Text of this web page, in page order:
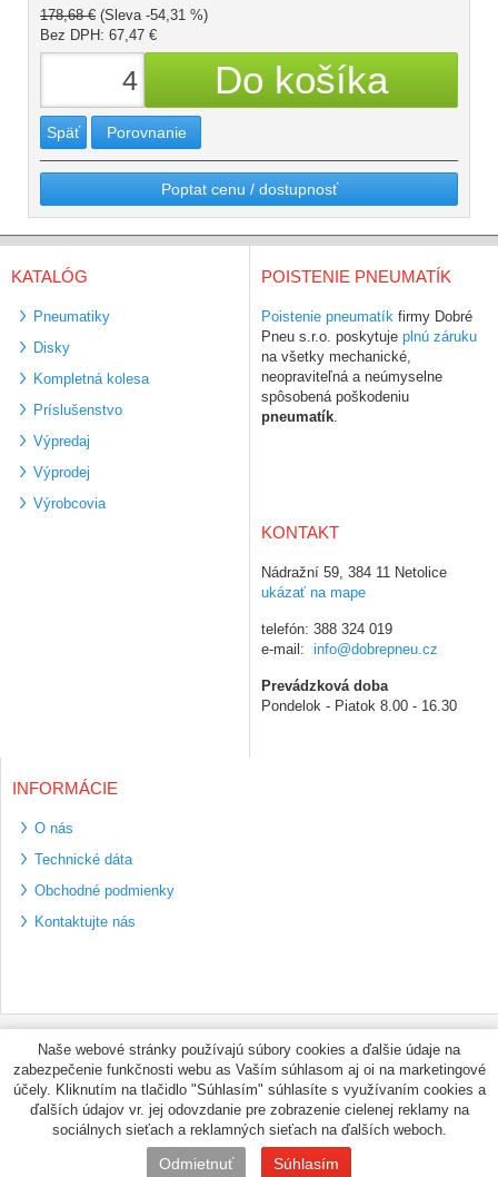
178,68 € (Sleva -54,31 %)
Bez DPH: 67,47 €
Späť Porovnanie
Poptat cenu / dostupnosť
KATALÓG
Pneumatiky
Disky
Kompletná kolesa
Príslušenstvo
Výpredaj
Výprodej
Výrobcovia
POISTENIE PNEUMATÍK
Poistenie pneumatík firmy Dobré
Pneu s.r.o. poskytuje plnú záruku
na všetky mechanické,
neopraviteľná a neúmyselne
spôsobená poškodeniu
pneumatík
KONTAKT
Nádražní 59, 384 11 Netolice
ukázať na mape
telefón: 388 324 019
e-mail: info@dobrepneu.cz
Prevádzková doba
Pondelok - Piatok 8.00 - 16.30
INFORMÁCIE
O nás
Technické dáta
Obchodné podmienky
Kontaktujte nás
Bezpečné platební
metody
Využíváme zasílání
PPL
© PNEUMAX.SK 2026 by
Naše webové stránky používajú súbory cookies a ďalšie údaje na
zabezpečenie funkčnosti webu as Vaším súhlasom aj oi na marketingové
účely. Kliknutím na tlačidlo "Súhlasím" súhlasíte s využívaním cookies a
ďalších údajov vr. jej odovzdanie pre zobrazenie cielenej reklamy na
sociálnych sieťach a reklamných sieťach na ďalších weboch.
Odmietnuť Súhlasím